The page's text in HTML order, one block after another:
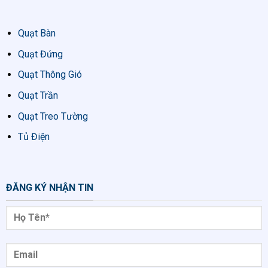
Quạt Bàn
Quạt Đứng
Quạt Thông Gió
Quạt Trần
Quạt Treo Tường
Tủ Điện
ĐĂNG KÝ NHẬN TIN